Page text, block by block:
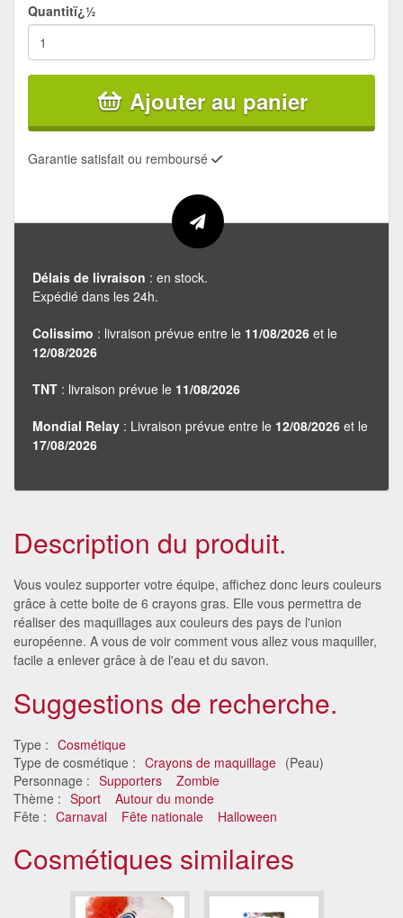
Quantitï¿½
Ajouter au panier
Garantie satisfait ou remboursé
Délais de livraison : en stock.
Expédié dans les 24h.
Colissimo : livraison prévue entre le 11/08/2026 et le
12/08/2026
TNT : livraison prévue le 11/08/2026
Mondial Relay : Livraison prévue entre le 12/08/2026 et le
17/08/2026
Description du produit.
Vous voulez supporter votre équipe, affichez donc leurs couleurs
grâce à cette boite de 6 crayons gras. Elle vous permettra de
réaliser des maquillages aux couleurs des pays de l'union
européenne. A vous de voir comment vous allez vous maquiller,
facile a enlever grâce à de l'eau et du savon.
Suggestions de recherche.
Type : Cosmétique
Type de cosmétique : Crayons de maquillage (Peau)
Personnage : Supporters
Zombie
Thème : Sport
Autour du monde
Fête : Carnaval Fête nationale Halloween
Cosmétiques similaires